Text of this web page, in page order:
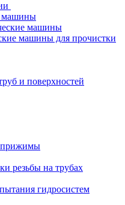
машины
машины
машины для прочистки
и поверхностей
резьбы на трубах
гидросистем